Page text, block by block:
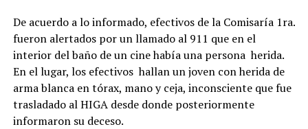
De acuerdo a lo informado, efectivos de la Comisaría 1ra.
fueron alertados por un llamado al 911 que en el
interior del baño de un cine había una persona herida.
En el lugar, los efectivos hallan un joven con herida de
arma blanca en tórax, mano y ceja, inconsciente que fue
trasladado al HIGA desde donde posteriormente
informaron su deceso.